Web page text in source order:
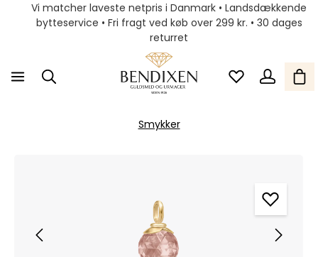
Vi matcher laveste netpris i Danmark • Landsdækkende
bytteservice • Fri fragt ved køb over 299 kr. • 30 dages
returret
Smykker